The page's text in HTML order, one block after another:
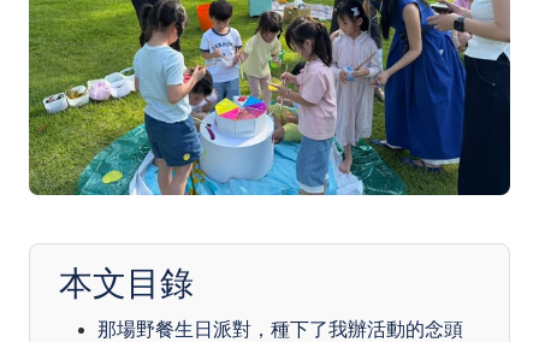
本文目錄
那場野餐生日派對，種下了我辦活動的念頭